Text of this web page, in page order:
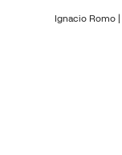
Ignacio Romo |